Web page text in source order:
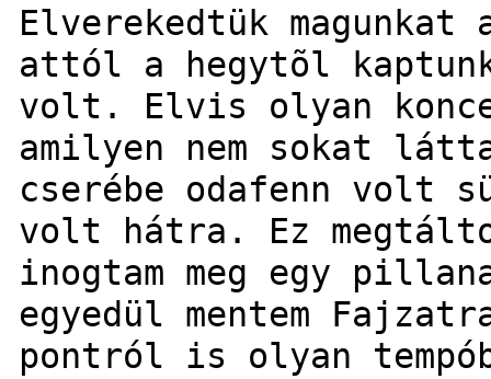
Elverekedtük
attól a hegytõl
volt. Elvis olyan
amilyen nem sokat
cserébe odafenn volt
volt hátra. Ez
inogtam meg egy
egyedül mentem
pontról is olyan